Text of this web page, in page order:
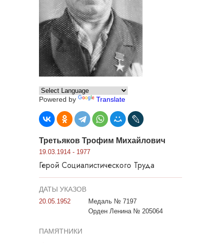
Powered by Translate
Третьяков Трофим Михайлович
19.03.1914 - 1977
Герой Социалистического Труда
ДАТЫ УКАЗОВ
20.05.1952
Медаль № 7197
Орден Ленина № 205064
ПАМЯТНИКИ